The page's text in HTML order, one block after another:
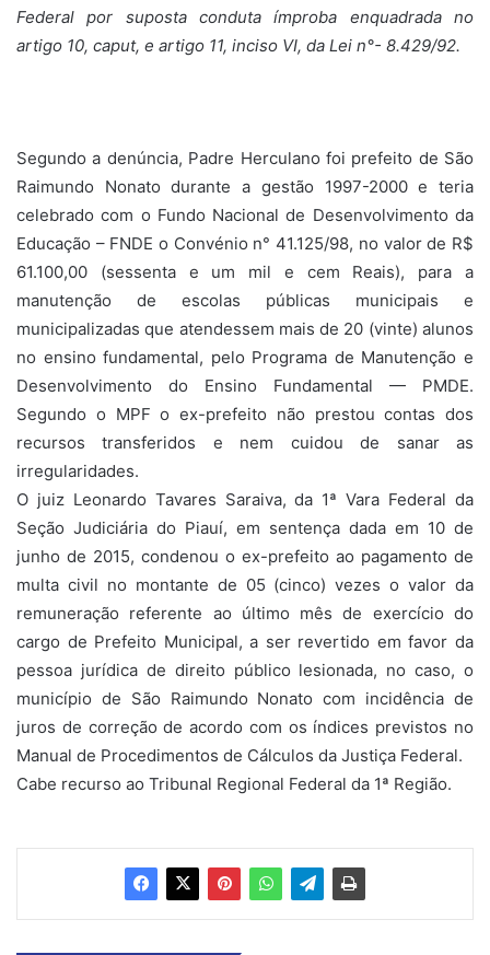
Federal por suposta conduta ímproba enquadrada no
artigo 10, caput, e artigo 11, inciso VI, da Lei n°- 8.429/92.
Segundo a denúncia, Padre Herculano foi prefeito de São
Raimundo Nonato durante a gestão 1997-2000 e teria
celebrado com o Fundo Nacional de Desenvolvimento da
Educação – FNDE o Convénio n° 41.125/98, no valor de R$
61.100,00 (sessenta e um mil e cem Reais), para a
manutenção de escolas públicas municipais e
municipalizadas que atendessem mais de 20 (vinte) alunos
no ensino fundamental, pelo Programa de Manutenção e
Desenvolvimento do Ensino Fundamental — PMDE.
Segundo o MPF o ex-prefeito não prestou contas dos
recursos transferidos e nem cuidou de sanar as
irregularidades.
O juiz Leonardo Tavares Saraiva, da 1ª Vara Federal da
Seção Judiciária do Piauí, em sentença dada em 10 de
junho de 2015, condenou o ex-prefeito ao pagamento de
multa civil no montante de 05 (cinco) vezes o valor da
remuneração referente ao último mês de exercício do
cargo de Prefeito Municipal, a ser revertido em favor da
pessoa jurídica de direito público lesionada, no caso, o
município de São Raimundo Nonato com incidência de
juros de correção de acordo com os índices previstos no
Manual de Procedimentos de Cálculos da Justiça Federal.
Cabe recurso ao Tribunal Regional Federal da 1ª Região.